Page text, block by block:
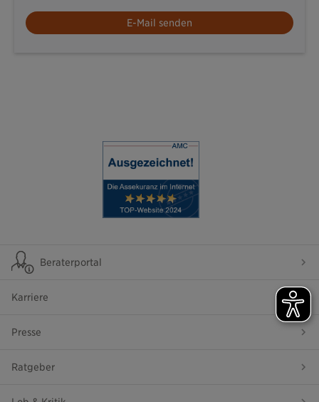
E-Mail senden
Beraterportal
Karriere
Presse
Ratgeber